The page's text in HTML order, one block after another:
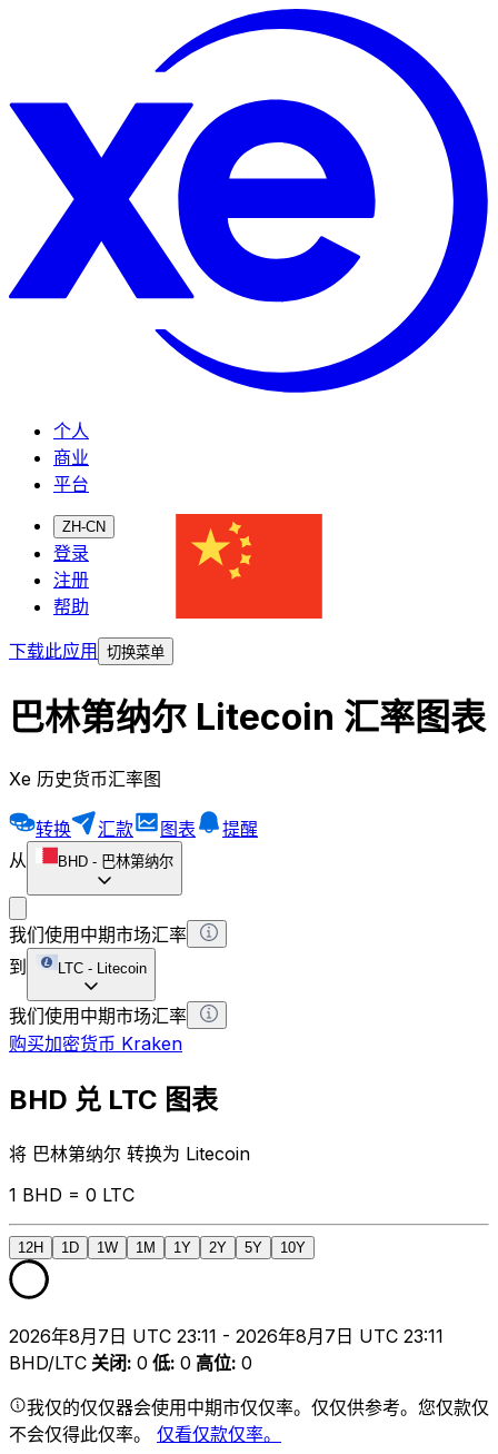
个人
商业
平台
ZH-CN
登录
注册
帮助
下载此应用
切换菜单
巴林第纳尔 Litecoin 汇率图表
Xe 历史货币汇率图
转换 汇款 图表
提醒
从
BHD - 巴林第纳尔
我们使用中期市场汇率
到
LTC - Litecoin
我们使用中期市场汇率
购买加密货币 Kraken
BHD 兑 LTC 图表
将 巴林第纳尔 转换为 Litecoin
1 BHD = 0 LTC
12H 1D 1W 1M 1Y 2Y 5Y 10Y
2026年8月7日 UTC 23:11 - 2026年8月7日 UTC 23:11
BHD/LTC 关闭: 0 低: 0 高位: 0
我仅的仅仅器会使用中期市仅仅率。仅仅供参考。您仅款仅
不会仅得此仅率。 仅看仅款仅率。